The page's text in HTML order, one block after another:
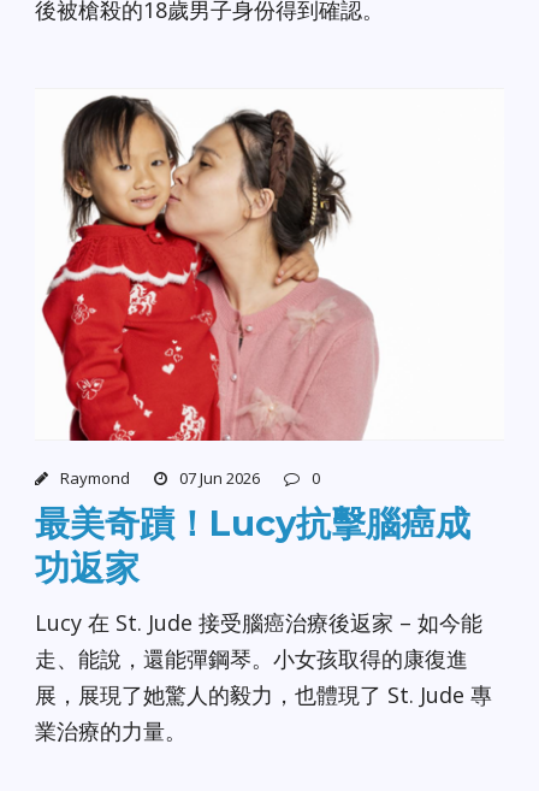
後被槍殺的18歲男子身份得到確認。
Raymond 07 Jun 2026 0
最美奇蹟！Lucy抗擊腦癌成
功返家
Lucy 在 St. Jude 接受腦癌治療後返家 – 如今能
走、能說，還能彈鋼琴。小女孩取得的康復進
展，展現了她驚人的毅力，也體現了 St. Jude 專
業治療的力量。